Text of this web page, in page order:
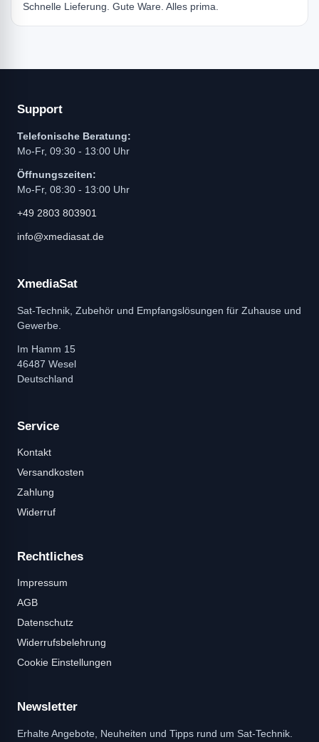
Schnelle Lieferung. Gute Ware. Alles prima.
Support
Telefonische Beratung:
Mo-Fr, 09:30 - 13:00 Uhr
Öffnungszeiten:
Mo-Fr, 08:30 - 13:00 Uhr
+49 2803 803901
info@xmediasat.de
XmediaSat
Sat-Technik, Zubehör und Empfangslösungen für Zuhause und
Gewerbe.
Im Hamm 15
46487 Wesel
Deutschland
Service
Kontakt
Versandkosten
Zahlung
Widerruf
Rechtliches
Impressum
AGB
Datenschutz
Widerrufsbelehrung
Cookie Einstellungen
Newsletter
Erhalte Angebote, Neuheiten und Tipps rund um Sat-Technik.